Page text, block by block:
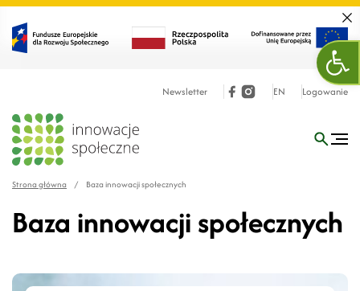
Newsletter EN Logowanie
Strona główna / Baza innowacji społecznych
Baza innowacji społecznych